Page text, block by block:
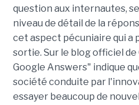
question aux internautes,
niveau de détail de la
cet aspect pécuniaire qui a
sortie. Sur le blog officiel de
Google Answers" indique
société conduite par
essayer beaucoup de